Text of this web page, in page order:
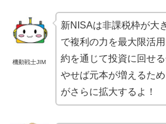
機動戦士JIM
新NISAは非課税枠が大
で複利の力を最大限活
約を通じて投資に回せ
やせば元本が増えるた
がさらに拡大するよ！